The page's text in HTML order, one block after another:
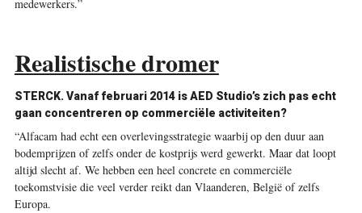
medewerkers.”
Realistische dromer
STERCK. Vanaf februari 2014 is AED Studio’s zich pas echt
gaan concentreren op commerciële activiteiten?
“Alfacam had echt een overlevingsstrategie waarbij op den duur aan
bodemprijzen of zelfs onder de kostprijs werd gewerkt. Maar dat loopt
altijd slecht af. We hebben een heel concrete en commerciële
toekomstvisie die veel verder reikt dan Vlaanderen, België of zelfs
Europa.